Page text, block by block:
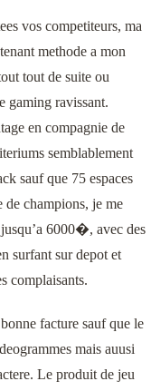
vos competiteurs, ma
methode a mon
tout de suite ou
gaming ravissant.
en compagnie de
semblablement
sauf que 75 espaces
champions, je me
6000�, avec des
surfant sur depot et
complaisants.
facture sauf que le
mais auusi
Le produit de jeu